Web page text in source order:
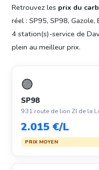
Retrouvez les prix du
réel : SP95, SP98, Gazole,
4 station(s)-service de
plein au meilleur prix.
🟣
SP98
931 route de lion ZI de la
2.015 €/L
PRIX MOYEN